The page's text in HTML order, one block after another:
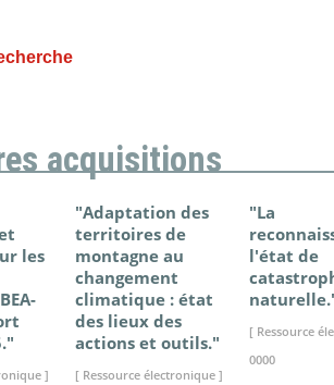
acquisitions
les
]
"Adaptation des
territoires de
montagne au
changement
climatique : état
des lieux des
actions et outils."
[ Ressource électronique ]
"La
l'état de
[ Ressource
0000